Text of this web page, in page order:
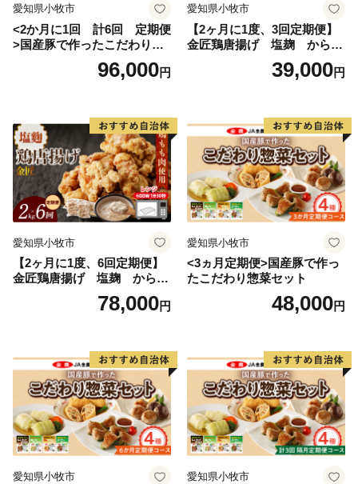
志免町は、ふるさと納税に関する業務を有限会社久松に
委託しております。
【問い合わせ先】
メール：furusato-shime@hakata-hisamatsu.net
電話番号：092-710-5439
※受付時間：午前10時～午後5時（土・日・祝除く）
【担当部署】
志免町役場 ふるさと納税担当
〒811-2292 福岡県糟屋郡志免町志免中央1丁目1-1
電話番号：092-935-1854
愛知県小牧市
<2か月に1回 計6回 定期便
>国産豚で作ったこだわり惣
96,000円
愛知県小牧市
【2ヶ月に1度、3回定期便】
金匠鶏唐揚げ 塩麹 からあ
39,000円
愛知県小牧市
【2ヶ月に1度、6回定期便】
金匠鶏唐揚げ 塩麹 からあ
78,000円
愛知県小牧市
<3ヵ月定期便>国産豚で作っ
たこだわり惣菜セット
48,000円
愛知県小牧市 愛知県小牧市